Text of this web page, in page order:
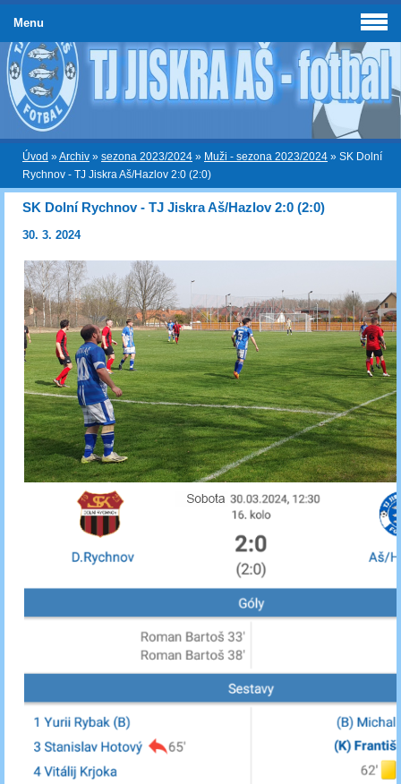
Úvod »Archiv » sezona 2023/2024 » Muži - sezona 2023/2024 » SK Dolní
Rychnov - TJ Jiskra Aš/Hazlov 2:0 (2:0)
SK Dolní Rychnov - TJ Jiskra Aš/Hazlov 2:0 (2:0)
30. 3. 2024
Menu